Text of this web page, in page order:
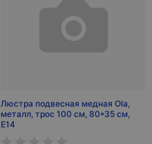
Люстра подвесная медная Ola,
металл, трос 100 см, 80*35 см,
Е14